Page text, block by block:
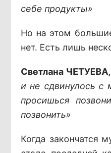
себе продукты»
Но на этом
нет. Есть лишь
Светлана
и не сдвинулось с
просишься
позвонить»
Когда закончатся